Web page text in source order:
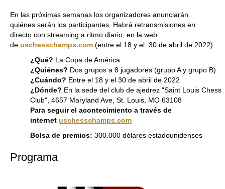
En las próximas semanas los organizadores anunciarán
quiénes serán los participantes. Habrá retransmisiones en
directo con streaming a ritmo diario, en la web
de uschesschamps.com (entre el 18 y el 30 de abril de 2022)
¿Qué? La Copa de América
¿Quiénes? Dos grupos a 8 jugadores (grupo A y grupo B)
¿Cuándo? Entre el 18 y el 30 de abril de 2022
¿Dónde? En la sede del club de ajedrez "Saint Louis Chess
Club", 4657 Maryland Ave, St. Louis, MO 63108
Para seguir el acontecimiento a través de
internet uschesschamps.com
Bolsa de premios: 300.000 dólares estadounidenses
Programa